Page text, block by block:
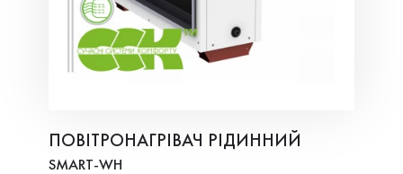
ПОВІТРОНАГРІВАЧ РІДИННИЙ
SMART-WH